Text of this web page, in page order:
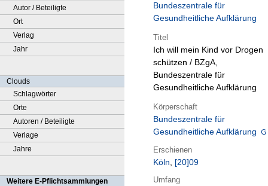
Autor / Beteiligte
Ort
Verlag
Jahr
Clouds
Schlagwörter
Orte
Autoren / Beteiligte
Verlage
Jahre
Weitere E-Pflichtsammlungen
Bundeszentrale für
Gesundheitliche Aufklärung
Titel
Ich will mein Kind vor Drogen
schützen / BZgA,
Bundeszentrale für
Gesundheitliche Aufklärung
Körperschaft
Bundeszentrale für
Gesundheitliche Aufklärung
Erschienen
Köln, [20]09
Umfang